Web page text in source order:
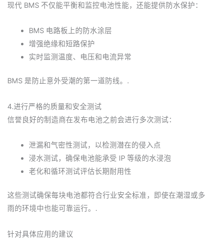
现代 BMS 不仅能平衡和监控电池性能，还能提供防水保护：
BMS 电路板上的防水涂层
增强绝缘和短路保护
实时监测温度、电压和电流异常
BMS 是防止意外受潮的第一道防线。.
4.进行严格的质量和安全测试
信誉良好的制造商在发布电池之前会进行多次测试：
泄漏和气密性测试，以检测潜在的侵入点
浸水测试，确保电池能承受 IP 等级的水浸泡
老化和循环测试评估长期耐用性
这些测试确保每块电池都符合行业安全标准，即使在潮湿或多
雨的环境中也能可靠运行。.
针对具体应用的建议